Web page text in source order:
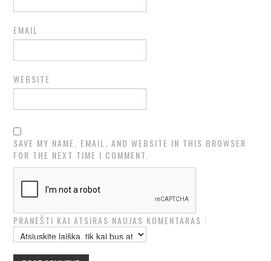
EMAIL
WEBSITE
SAVE MY NAME, EMAIL, AND WEBSITE IN THIS BROWSER
FOR THE NEXT TIME I COMMENT.
PRANEŠTI KAI ATSIRAS NAUJAS KOMENTARAS :